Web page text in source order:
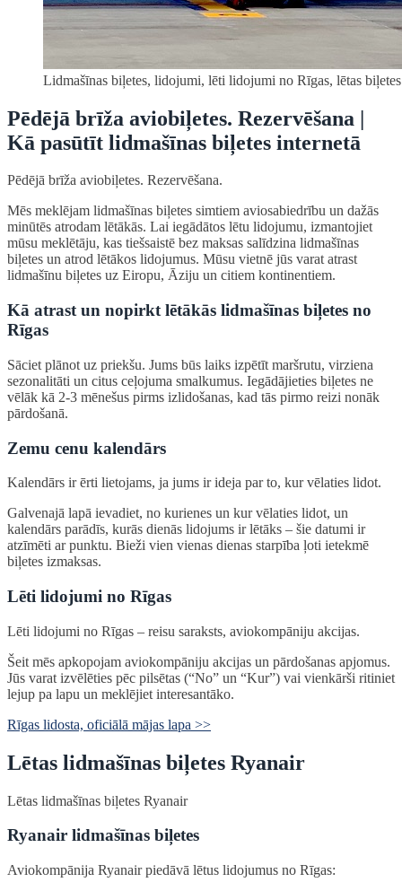
Lidmašīnas biļetes, lidojumi, lēti lidojumi no Rīgas, lētas biļetes
Pēdējā brīža aviobiļetes. Rezervēšana |
Kā pasūtīt lidmašīnas biļetes internetā
Pēdējā brīža aviobiļetes. Rezervēšana.
Mēs meklējam lidmašīnas biļetes simtiem aviosabiedrību un dažās
minūtēs atrodam lētākās. Lai iegādātos lētu lidojumu, izmantojiet
mūsu meklētāju, kas tiešsaistē bez maksas salīdzina lidmašīnas
biļetes un atrod lētākos lidojumus. Mūsu vietnē jūs varat atrast
lidmašīnu biļetes uz Eiropu, Āziju un citiem kontinentiem.
Kā atrast un nopirkt lētākās lidmašīnas biļetes no
Rīgas
Sāciet plānot uz priekšu. Jums būs laiks izpētīt maršrutu, virziena
sezonalitāti un citus ceļojuma smalkumus. Iegādājieties biļetes ne
vēlāk kā 2-3 mēnešus pirms izlidošanas, kad tās pirmo reizi nonāk
pārdošanā.
Zemu cenu kalendārs
Kalendārs ir ērti lietojams, ja jums ir ideja par to, kur vēlaties lidot.
Galvenajā lapā ievadiet, no kurienes un kur vēlaties lidot, un
kalendārs parādīs, kurās dienās lidojums ir lētāks – šie datumi ir
atzīmēti ar punktu. Bieži vien vienas dienas starpība ļoti ietekmē
biļetes izmaksas.
Lēti lidojumi no Rīgas
Lēti lidojumi no Rīgas – reisu saraksts, aviokompāniju akcijas.
Šeit mēs apkopojam aviokompāniju akcijas un pārdošanas apjomus.
Jūs varat izvēlēties pēc pilsētas (“No” un “Kur”) vai vienkārši ritiniet
lejup pa lapu un meklējiet interesantāko.
Rīgas lidosta, oficiālā mājas lapa >>
Lētas lidmašīnas biļetes Ryanair
Lētas lidmašīnas biļetes Ryanair
Ryanair lidmašīnas biļetes
Aviokompānija Ryanair piedāvā lētus lidojumus no Rīgas: